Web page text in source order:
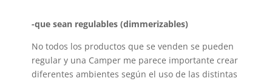
-que sean regulables (dimmerizables)
No todos los productos que se venden se pueden
regular y una Camper me parece importante crear
diferentes ambientes según el uso de las distintas